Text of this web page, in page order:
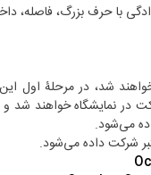
با حرف بزرگ، فاصله،
شد، در مرحلۀ اول
در نمایشگاه خواهند شد
می‌شود.
شرکت داده می‌شود.